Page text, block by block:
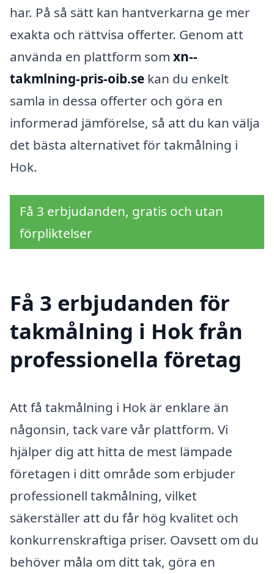
har. På så sätt kan hantverkarna ge mer
exakta och rättvisa offerter. Genom att
använda en plattform som xn--
takmlning-pris-oib.se kan du enkelt
samla in dessa offerter och göra en
informerad jämförelse, så att du kan välja
det bästa alternativet för takmålning i
Hok.
Få 3 erbjudanden, gratis och utan
förpliktelser
Få 3 erbjudanden för
takmålning i Hok från
professionella företag
Att få takmålning i Hok är enklare än
någonsin, tack vare vår plattform. Vi
hjälper dig att hitta de mest lämpade
företagen i ditt område som erbjuder
professionell takmålning, vilket
säkerställer att du får hög kvalitet och
konkurrenskraftiga priser. Oavsett om du
behöver måla om ditt tak, göra en